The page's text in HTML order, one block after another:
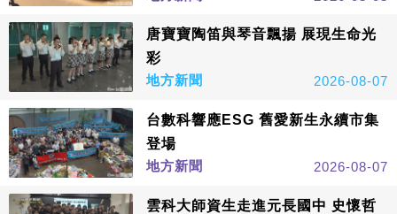
唐寶寶陶笛與琴音飄揚 展現生命光
彩
地方新聞
2026-08-07
台數科響應ESG 舊愛新生永續市集
登場
地方新聞
2026-08-07
雲科大師資生走進元長國中 史懷哲